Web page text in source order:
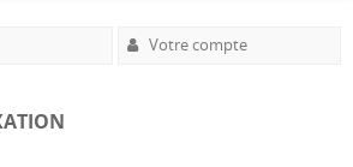
Votre compte